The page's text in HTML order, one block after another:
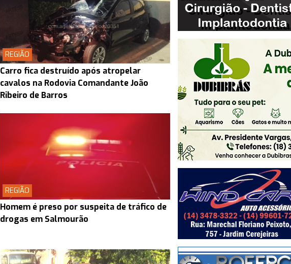
REGIÃO
Carro fica destruído após atropelar
cavalos na Rodovia Comandante João
Ribeiro de Barros
REGIÃO
Homem é preso por suspeita de tráfico de
drogas em Salmourão